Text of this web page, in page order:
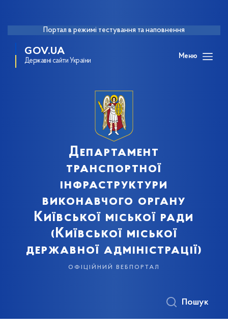
Портал в режимі тестування та наповнення
GOV.UA
Державні сайти України
Меню
Департамент
транспортної
інфраструктури
виконавчого органу
Київської міської ради
(Київської міської
державної адміністрації)
офіційний вебпортал
Пошук